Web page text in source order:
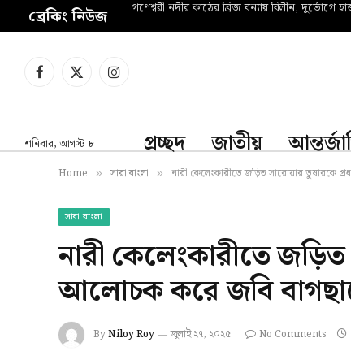
ব্রেকিং নিউজ গণেশ্বরী নদীর কাঠের ব্রিজ বন্যায় বিলীন, দুর্ভোগে
Facebook
X
Instagram
শনিবার, আগস্ট ৮ প্রচ্ছদ জাতীয়
Home » সারা বাংলা » নারী কেলেংকারীতে জড়িত সারোয়ার তুষারকে
সারা বাংলা
নারী কেলেংকারীতে
আলোচক করে জবি
ByNiloy Roy জুলাই ২৭, ২০২৫ No Comments